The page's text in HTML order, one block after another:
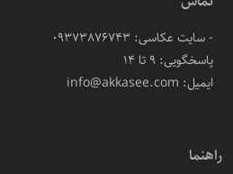
- سایت عکاسی: 09373876743
پاسخگویی: ۹ تا ۱۴
ایمیل: info@akkasee.com
راهنما